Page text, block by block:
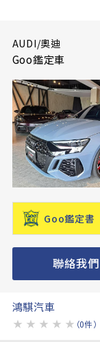
AUDI/奧迪
Goo鑑定車
Goo鑑定書
聯絡我們
鴻騏汽車
★ ★ ★ ★ ★ （0件）